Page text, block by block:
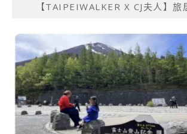
【TAIPEIWALKER X CJ夫人】旅